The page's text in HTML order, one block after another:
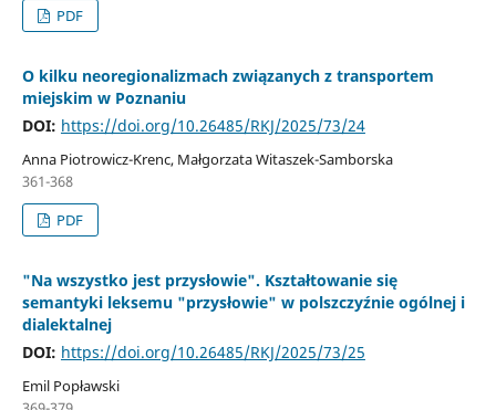
PDF
O kilku neoregionalizmach związanych z transportem
miejskim w Poznaniu
DOI: https://doi.org/10.26485/RKJ/2025/73/24
Anna Piotrowicz-Krenc, Małgorzata Witaszek-Samborska
361-368
PDF
"Na wszystko jest przysłowie". Kształtowanie się
semantyki leksemu "przysłowie" w polszczyźnie ogólnej i
dialektalnej
DOI: https://doi.org/10.26485/RKJ/2025/73/25
Emil Popławski